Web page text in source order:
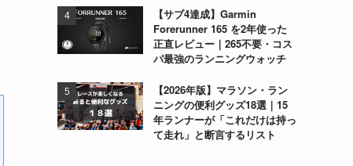
【サブ4達成】Garmin
Forerunner 165 を2年使った
正直レビュー｜265不要・コス
パ最強のランニングウォッチ
【2026年版】マラソン・ラン
ニングの便利グッズ18選｜15
年ランナーが「これだけは持っ
て走れ」と断言するリスト